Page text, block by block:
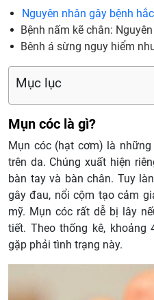
Nguyên nhân gây bệnh
Bệnh nấm kẽ chân:
Bênh á sừng nguy hiểm
Mục lục
Mụn cóc là gì?
Mụn cóc (hạt cơm) là
trên da. Chúng xuất hiện
bàn tay và bàn chân. Tuy
gây đau, nổi cộm tạo cảm
mỹ. Mụn cóc rất dễ bị lây
tiết. Theo thống kê, khoảng
gặp phải tình trạng này.